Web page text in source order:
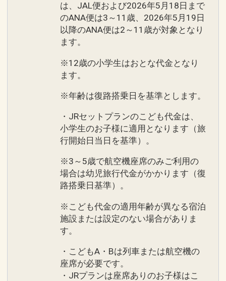
は、JAL便および2026年5月18日まで
のANA便は3～11歳、2026年5月19日
以降のANA便は2～11歳が対象となり
ます。
※12歳の小学生はおとな代金となり
ます。
※年齢は復路搭乗日を基準とします。
・JRセットプランのこども代金は、
小学生のお子様に適用となります（旅
行開始日当日を基準）。
※3～5歳で航空機座席のみご利用の
場合は幼児旅行代金がかかります（復
路搭乗日基準）。
※こども代金の適用年齢が異なる宿泊
施設または設定のない場合がありま
す。
・こどもA・Bは列車または航空機の
座席が必要です。
・JRプランは座席ありのお子様はこ